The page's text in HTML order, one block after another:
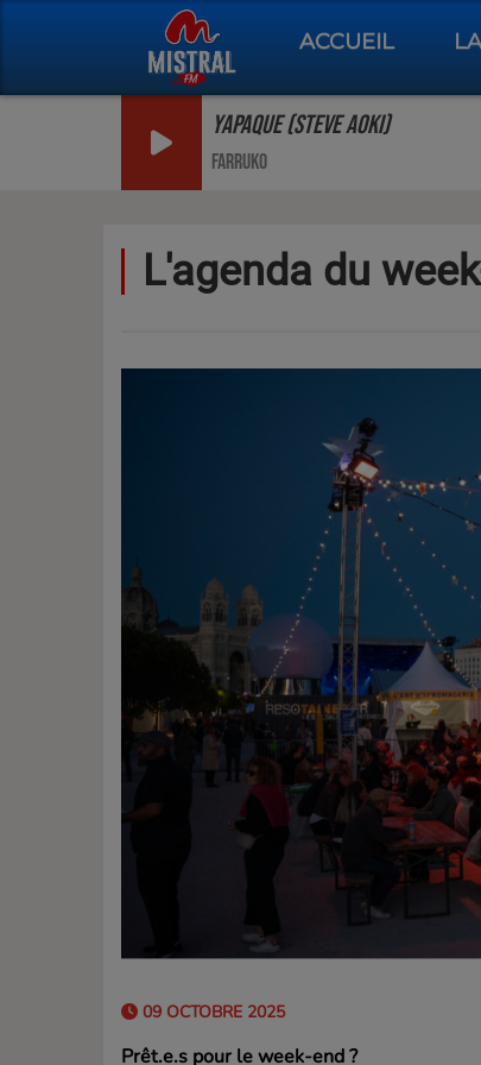
ACCUEIL
YAPAQUE (STEVE AOKI)
FARRUKO
L'agenda du
09 OCTOBRE 2025
Prêt.e.s pour le week-end ?